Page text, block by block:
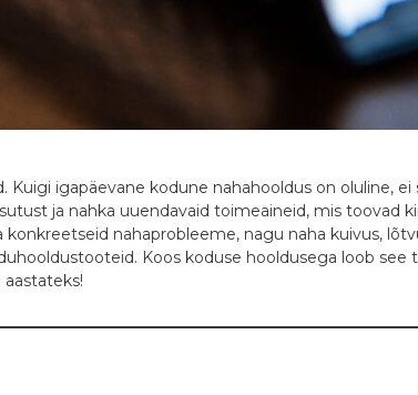
igapäevane kodune nahahooldus on oluline, ei
ja nahka uuendavaid toimeaineid, mis toovad
nahaprobleeme, nagu naha kuivus,
Koos koduse hooldusega loob see
aastateks!